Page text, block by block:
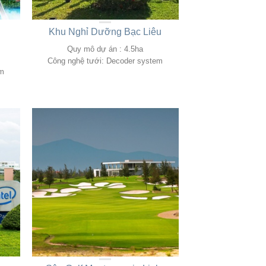
Khu Nghỉ Dưỡng Bạc Liêu
Quy mô dự án : 4.5ha
Công nghệ tưới: Decoder system